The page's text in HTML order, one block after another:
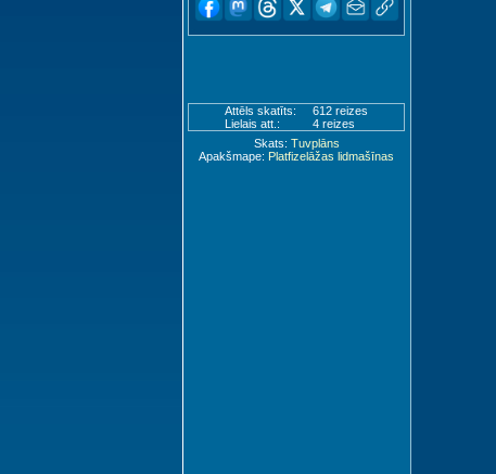
Attēls skatīts:
612 reizes
Lielais att.:
4 reizes
Skats: Tuvplāns
Apakšmape: Platfizelāžas lidmašīnas